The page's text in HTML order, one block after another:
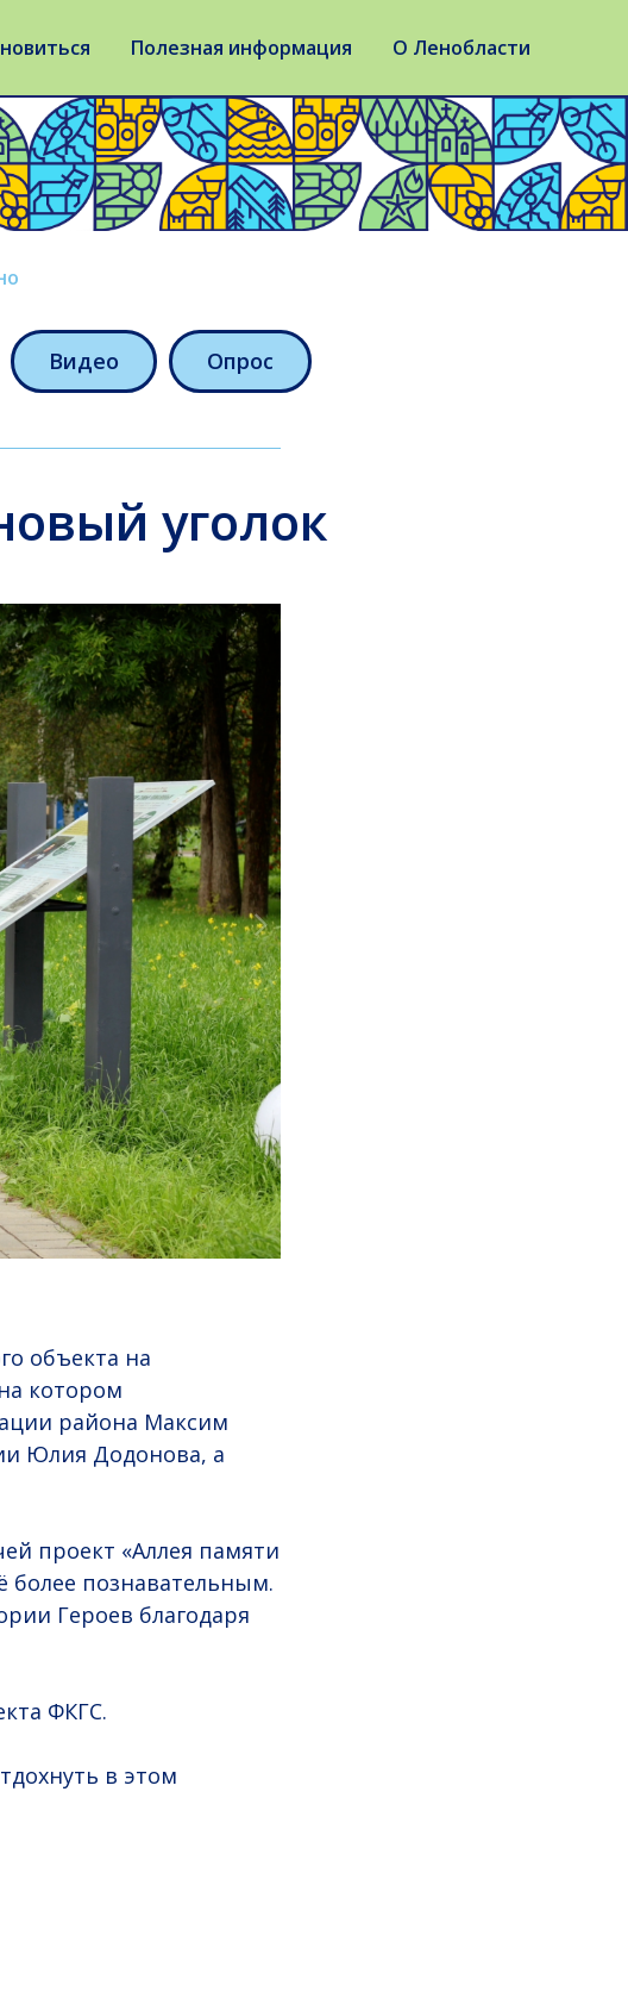
Полезная информация О Ленобласти
Видео Опрос
уголок
объекта на
котором
района Максим
Юлия Додонова, а
проект «Аллея памяти
более познавательным.
Героев благодаря
ФКГС.
в этом